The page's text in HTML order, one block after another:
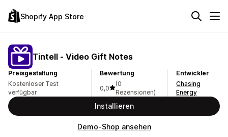
Shopify App Store
Tintell ‑ Video Gift Notes
Preisgestaltung
Kostenloser Test
verfügbar
Bewertung
0,0
(0
Rezensionen)
Entwickler
Chasing
Energy
Installieren
Demo-Shop ansehen